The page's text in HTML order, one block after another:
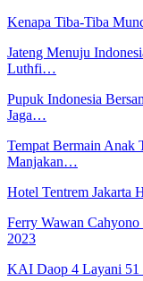
Kenapa Tiba-Tiba
Jateng Menuju
Luthfi…
Pupuk Indonesia
Jaga…
Tempat Bermain Anak
Manjakan…
Hotel Tentrem Jakarta
Ferry Wawan
2023
KAI Daop 4 Layani 51